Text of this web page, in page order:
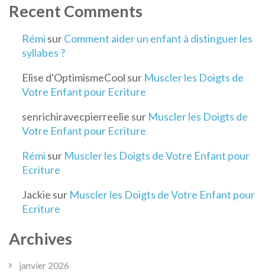
Recent Comments
Rémi surComment aider un enfant à distinguer les
syllabes ?
Elise d'OptimismeCool sur Muscler les Doigts de
Votre Enfant pour Ecriture
senrichiravecpierreelie sur Muscler les Doigts de
Votre Enfant pour Ecriture
Rémi sur Muscler les Doigts de Votre Enfant pour
Ecriture
Jackie sur Muscler les Doigts de Votre Enfant pour
Ecriture
Archives
janvier 2026